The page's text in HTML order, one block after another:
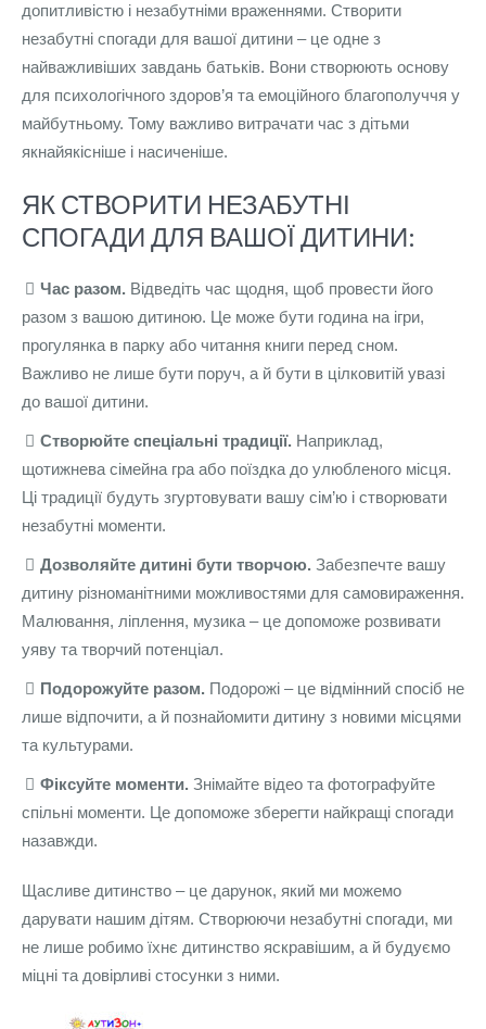
допитливістю і незабутніми враженнями. Створити
незабутні спогади для вашої дитини – це одне з
найважливіших завдань батьків. Вони створюють основу
для психологічного здоров’я та емоційного благополуччя у
майбутньому. Тому важливо витрачати час з дітьми
якнайякісніше і насиченіше.
ЯК СТВОРИТИ НЕЗАБУТНІ
СПОГАДИ ДЛЯ ВАШОЇ ДИТИНИ:
Час разом. Відведіть час щодня, щоб провести його
разом з вашою дитиною. Це може бути година на ігри,
прогулянка в парку або читання книги перед сном.
Важливо не лише бути поруч, а й бути в цілковитій увазі
до вашої дитини.
Створюйте спеціальні традиції. Наприклад,
щотижнева сімейна гра або поїздка до улюбленого місця.
Ці традиції будуть згуртовувати вашу сім’ю і створювати
незабутні моменти.
Дозволяйте дитині бути творчою. Забезпечте вашу
дитину різноманітними можливостями для самовираження.
Малювання, ліплення, музика – це допоможе розвивати
уяву та творчий потенціал.
Подорожуйте разом. Подорожі – це відмінний спосіб не
лише відпочити, а й познайомити дитину з новими місцями
та культурами.
Фіксуйте моменти. Знімайте відео та фотографуйте
спільні моменти. Це допоможе зберегти найкращі спогади
назавжди.
Щасливе дитинство – це дарунок, який ми можемо
дарувати нашим дітям. Створюючи незабутні спогади, ми
не лише робимо їхнє дитинство яскравішим, а й будуємо
міцні та довірливі стосунки з ними.